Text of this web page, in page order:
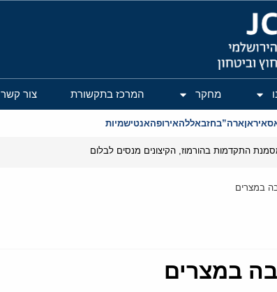
חוץ וביטחון
מחקר המרכז בתקשורת צור קשר
איראןארה”בחזבאללהאירופהאנטישמיות
התקדמות בהורמוז, הקיצונים מנסים לבלום
במצרים
במצרים